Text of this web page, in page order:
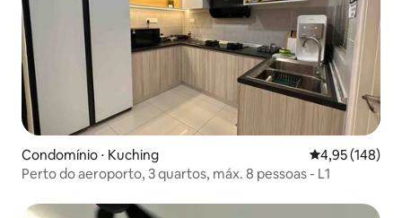
Condomínio ⋅ Kuching 4,95 de uma
4,95 (148)
Perto do aeroporto, 3 quartos, máx. 8 pessoas - L1